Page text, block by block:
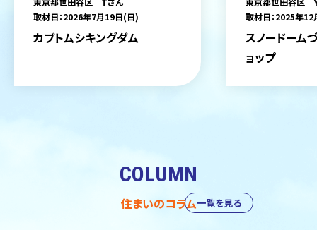
取材日：2026年7月19日(日)
カブトムシキングダム
取材日：2025年
スノードーム
ョップ
COLUMN
住まいのコラム一覧を見る